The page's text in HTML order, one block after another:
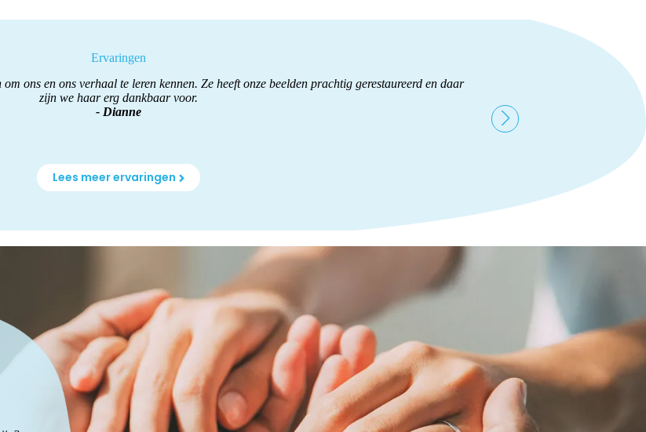
Ervaringen
ons en ons verhaal te leren kennen. Ze heeft onze beelden prachtig gerestaureerd en daar
zijn we haar erg dankbaar voor.
- Dianne
Wat een enthousiaste
Na
Lees meer ervaringen